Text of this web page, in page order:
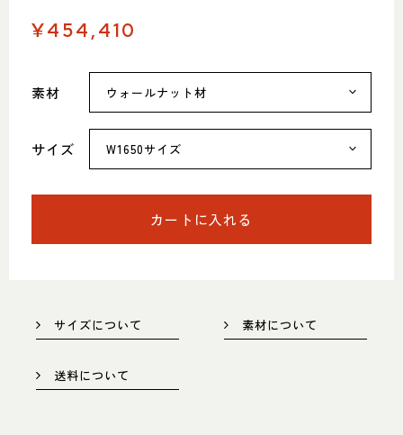
営業時間
定休日
水曜日（祝日は営業）
052-361-5551
タップで電話をかける
名東店
土・日・祝 11：00～19：00
定休日
水曜日（祝日は営業）
052-734-8477
¥454,410
素材
サイズ
カートに入れる
サイズについて 素材について
送料について